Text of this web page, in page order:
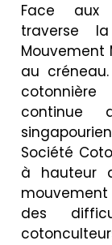
Face aux
traverse
Mouvement
au
continue
Société
à hauteur
des